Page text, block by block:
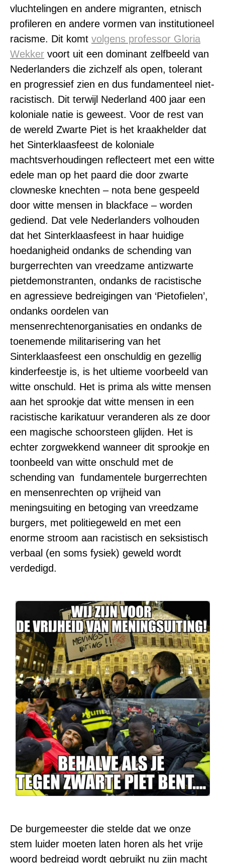
vluchtelingen en andere migranten, etnisch
profileren en andere vormen van institutioneel
racisme. Dit komt volgens professor Gloria
Wekker voort uit een dominant zelfbeeld van
Nederlanders die zichzelf als open, tolerant
en progressief zien en dus fundamenteel niet-
racistisch. Dit terwijl Nederland 400 jaar een
koloniale natie is geweest. Voor de rest van
de wereld Zwarte Piet is het kraakhelder dat
het Sinterklaasfeest de koloniale
machtsverhoudingen reflecteert met een witte
edele man op het paard die door zwarte
clowneske knechten – nota bene gespeeld
door witte mensen in blackface – worden
gediend. Dat vele Nederlanders volhouden
dat het Sinterklaasfeest in haar huidige
hoedanigheid ondanks de schending van
burgerrechten van vreedzame antizwarte
pietdemonstranten, ondanks de racistische
en agressieve bedreigingen van ‘Pietofielen’,
ondanks oordelen van
mensenrechtenorganisaties en ondanks de
toenemende militarisering van het
Sinterklaasfeest een onschuldig en gezellig
kinderfeestje is, is het ultieme voorbeeld van
witte onschuld. Het is prima als witte mensen
aan het sprookje dat witte mensen in een
racistische karikatuur veranderen als ze door
een magische schoorsteen glijden. Het is
echter zorgwekkend wanneer dit sprookje en
toonbeeld van witte onschuld met de
schending van fundamentele burgerrechten
en mensenrechten op vrijheid van
meningsuiting en betoging van vreedzame
burgers, met politiegeweld en met een
enorme stroom aan racistisch en seksistisch
verbaal (en soms fysiek) geweld wordt
verdedigd.
De burgemeester die stelde dat we onze
stem luider moeten laten horen als het vrije
woord bedreigd wordt gebruikt nu zijn macht